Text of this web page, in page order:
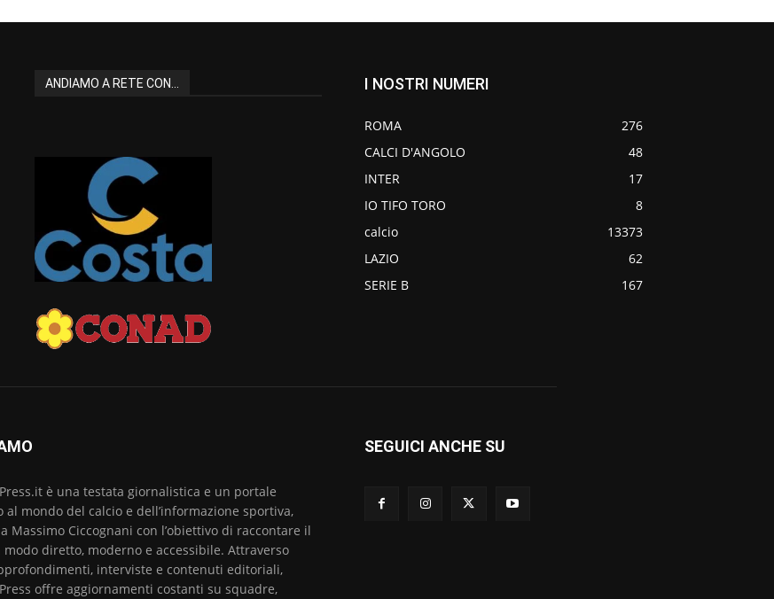
ANDIAMO A RETE CON... I NOSTRI NUMERI
ROMA
276
CALCI D'ANGOLO
48
INTER
17
IO TIFO TORO
8
calcio
13373
LAZIO
62
SERIE B
167
è una testata giornalistica e un portale
al mondo del calcio e dell’informazione sportiva,
Massimo Ciccognani con l’obiettivo di raccontare il
modo diretto, moderno e accessibile. Attraverso
interviste e contenuti editoriali,
offre aggiornamenti costanti su squadre,
SEGUICI ANCHE SU